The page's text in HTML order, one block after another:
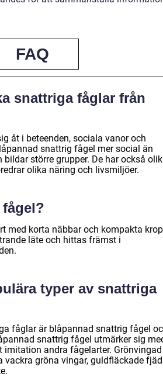
FAQ
snattriga fåglar från
åt i beteenden, sociala vanor och
snattrig fågel mer social än
större grupper. De har också
olika näring och livsmiljöer.
med korta näbbar och kompakta
läte och hittas främst i
typer av snattriga
fåglar är blåpannad snattrig fågel
snattrig fågel utmärker sig
andra fågelarter. Grönvingad
gröna vingar, guldfläckade